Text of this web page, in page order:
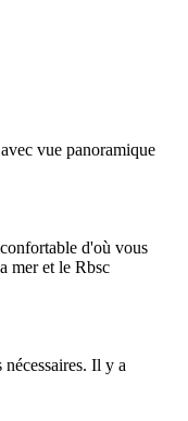
vue panoramique
d'où vous
mer et le Rbsc
Il y a